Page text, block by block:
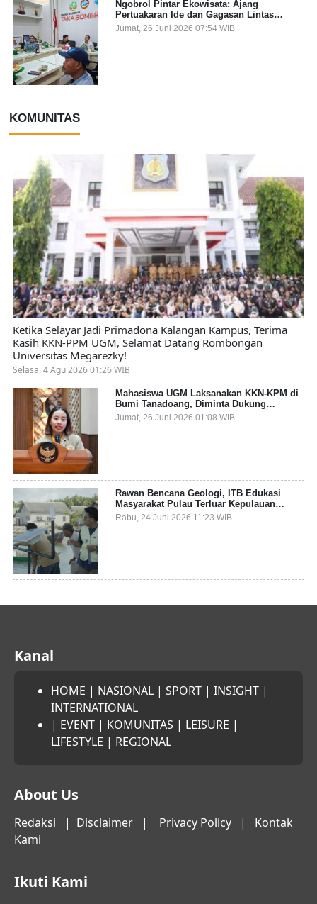
Ngobrol Pintar Ekowisata: Ajang
Pertuakaran Ide dan Gagasan Lintas
Sektor
Jumat, 26 Juni 2026 07:54 WIB
KOMUNITAS
Ketika Selayar Jadi Primadona Kalangan Kampus, Terima
Kasih KKN-PPM UGM, Selamat Datang Rombongan
Universitas Megarezky!
Selasa, 4 Agu 2026 01:26 WIB
Mahasiswa UGM Laksanakan KKN-KPM di
Bumi Tanadoang, Diminta Dukung
Gemerlap dan Beri Solusi pada Persoalan
Sampah Pesisir
Jumat, 26 Juni 2026 01:08 WIB
Rawan Bencana Geologi, ITB Edukasi
Masyarakat Pulau Terluar Kepulauan
Selayar Terkait Mitigasi Berbasis Kawasan
Pesisir
Rabu, 24 Juni 2026 11:23 WIB
Kanal
HOME | NASIONAL | SPORT | INSIGHT |
INTERNATIONAL
| EVENT | KOMUNITAS | LEISURE |
LIFESTYLE | REGIONAL
About Us
Redaksi | Disclaimer | Privacy Policy | Kontak
Kami
Ikuti Kami